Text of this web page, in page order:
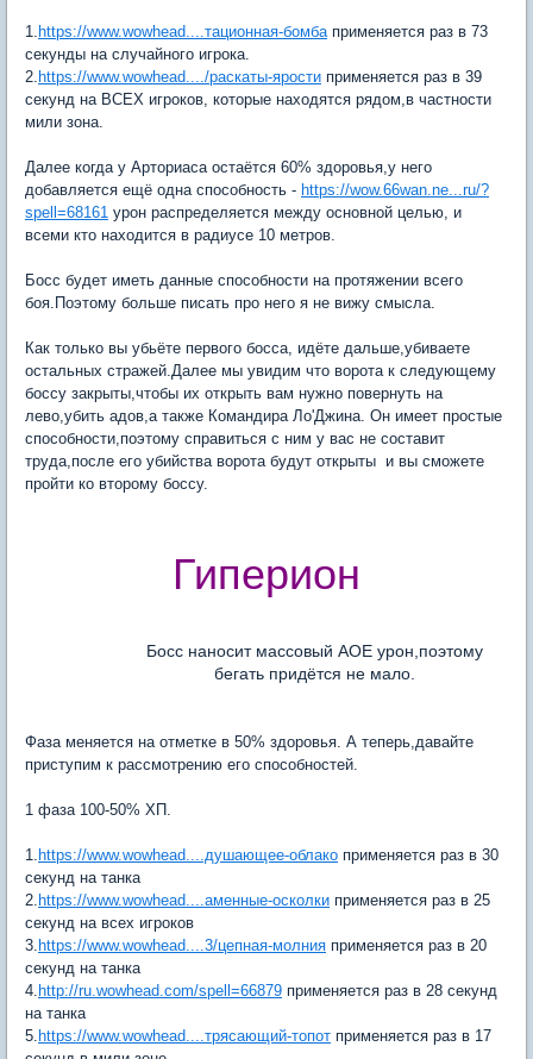
1. https://www.wowhead....тационная-бомбаприменяется раз в 73
секунды на случайного игрока.
2. https://www.wowhead..../раскаты-ярости применяется раз в 39
секунд на ВСЕХ игроков, которые находятся рядом,в частности
мили зона.
Далее когда у Арториаса остаётся 60% здоровья,у него
добавляется ещё одна способность - https://wow.66wan.ne...ru/?
spell=68161 урон распределяется между основной целью, и
всеми кто находится в радиусе 10 метров.
Босс будет иметь данные способности на протяжении всего
боя.Поэтому больше писать про него я не вижу смысла.
Как только вы убьёте первого босса, идёте дальше,убиваете
остальных стражей.Далее мы увидим что ворота к следующему
боссу закрыты,чтобы их открыть вам нужно повернуть на
лево,убить адов,а также Командира Ло'Джина. Он имеет простые
способности,поэтому справиться с ним у вас не составит
труда,после его убийства ворота будут открыты и вы сможете
пройти ко второму боссу.
Гиперион
Босс наносит массовый АОЕ урон,поэтому
бегать придётся не мало.
Фаза меняется на отметке в 50% здоровья. А теперь,давайте
приступим к рассмотрению его способностей.
1 фаза 100-50% ХП.
1. https://www.wowhead....душающее-облако применяется раз в 30
секунд на танка
2. https://www.wowhead....аменные-осколки применяется раз в 25
секунд на всех игроков
3. https://www.wowhead....3/цепная-молния применяется раз в 20
секунд на танка
4. http://ru.wowhead.com/spell=66879 применяется раз в 28 секунд
на танка
5. https://www.wowhead....трясающий-топот применяется раз в 17